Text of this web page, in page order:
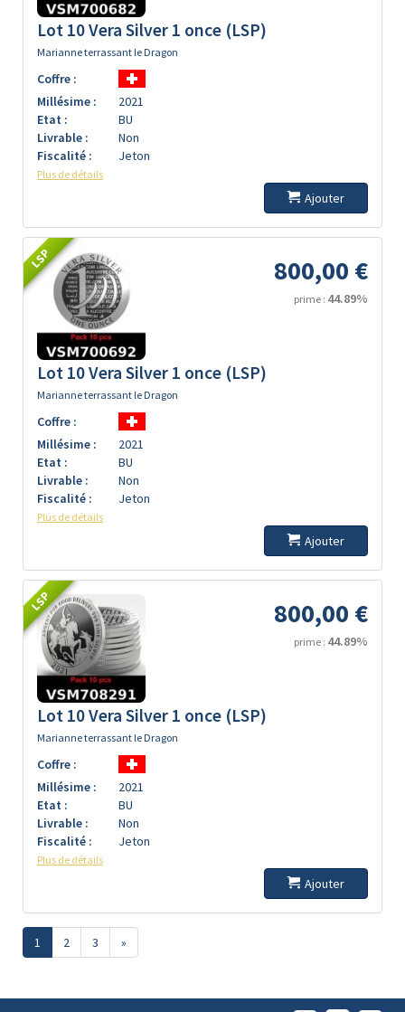
Lot 10 Vera Silver 1 once (LSP)
Marianne terrassant le Dragon
Coffre :
Millésime :
2021
Etat :
BU
Livrable :
Non
Fiscalité :
Jeton
Plus de détails
Ajouter
LSP 800,00 €
prime : 44.89%
Lot 10 Vera Silver 1 once (LSP)
Marianne terrassant le Dragon
Coffre :
Millésime :
2021
Etat :
BU
Livrable :
Non
Fiscalité :
Jeton
Plus de détails
Ajouter
LSP 800,00 €
prime : 44.89%
Lot 10 Vera Silver 1 once (LSP)
Marianne terrassant le Dragon
Coffre :
Millésime :
2021
Etat :
BU
Livrable :
Non
Fiscalité :
Jeton
Plus de détails
Ajouter
1 2 3 »